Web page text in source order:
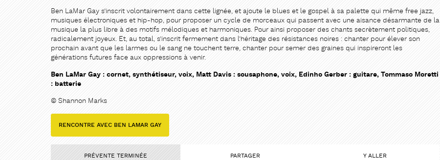
Ben LaMar Gay s’inscrit volontairement dans cette lignée, et ajoute le blues et le gospel à sa palette qui même free jazz,
musiques électroniques et hip-hop, pour proposer un cycle de morceaux qui passent avec une aisance désarmante de la
musique la plus libre à des motifs mélodiques et harmoniques. Pour ainsi proposer des chants secrètement politiques,
radicalement joyeux. Et, au total, s’inscrit fermement dans l’héritage des résistances noires : chanter pour élever son
prochain avant que les larmes ou le sang ne touchent terre, chanter pour semer des graines qui inspireront les
générations futures face aux oppressions à venir.
Ben LaMar Gay : cornet, synthétiseur, voix, Matt Davis : sousaphone, voix, Edinho Gerber : guitare, Tommaso Moretti
: batterie
© Shannon Marks
RENCONTRE AVEC BEN LAMAR GAY
PRÉVENTE TERMINÉE PARTAGER Y ALLER